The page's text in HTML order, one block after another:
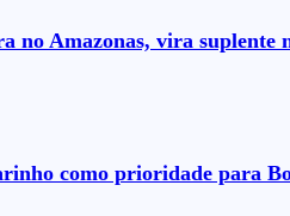
no Amazonas, vira
como prioridade para